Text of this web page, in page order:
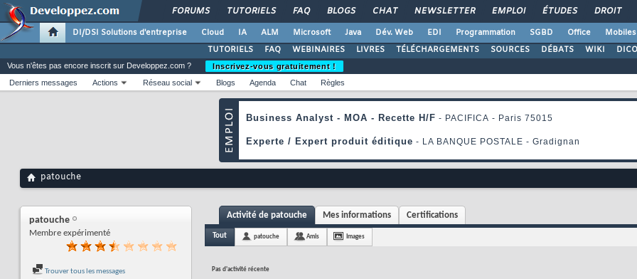
FORUMS TUTORIELS FAQ BLOGS CHAT NEWSLETTER EMPLOI ÉTUDES DROIT
DI/DSI Solutions d'entreprise Cloud IA ALM Microsoft Java Dév. Web EDI Programmation SGBD Office Mobiles
TUTORIELS
FAQ WEBINAIRES LIVRES TÉLÉCHARGEMENTS SOURCES DÉBATS WIKI DICO
Vous n'êtes pas encore inscrit sur Developpez.com ?
Inscrivez-vous gratuitement !
Derniers messages
Actions Réseau social Blogs Agenda Chat Règles
patouche
patouche
Membre expérimenté
Trouver tous les messages
Activité de patouche Mes informations Certifications
Tout patouche Amis Images
Pas d'activité récente